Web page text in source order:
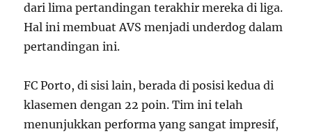
dari lima pertandingan terakhir mereka di liga.
Hal ini membuat AVS menjadi underdog dalam
pertandingan ini.
FC Porto, di sisi lain, berada di posisi kedua di
klasemen dengan 22 poin. Tim ini telah
menunjukkan performa yang sangat impresif,